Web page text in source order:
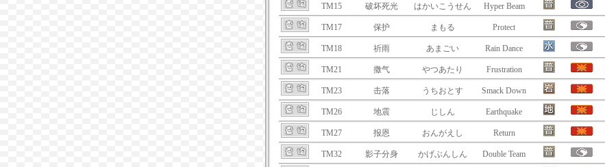
TM15 破坏死光 はかいこうせん Hyper Beam
TM17 保护 まもる Protect
TM18 祈雨 あまごい Rain Dance
TM21 撒气 やつあたり Frustration
TM23 击落 うちおとす Smack Down
TM26 地震 じしん Earthquake
TM27 报恩 おんがえし Return
TM32 影子分身 かげぶんしん Double Team